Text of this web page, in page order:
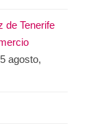
de Tenerife
5 agosto,